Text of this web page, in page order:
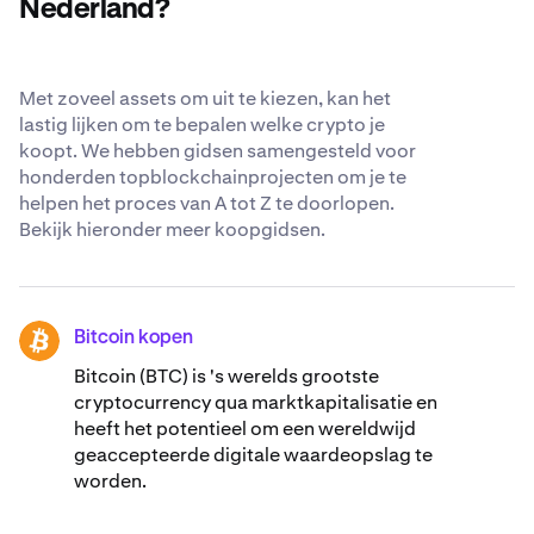
Nederland?
Met zoveel assets om uit te kiezen, kan het
lastig lijken om te bepalen welke crypto je
koopt. We hebben gidsen samengesteld voor
honderden topblockchainprojecten om je te
helpen het proces van A tot Z te doorlopen.
Bekijk hieronder meer koopgidsen.
BTC Bitcoin kopen
Bitcoin (BTC) is 's werelds grootste
cryptocurrency qua marktkapitalisatie en
heeft het potentieel om een wereldwijd
geaccepteerde digitale waardeopslag te
worden.